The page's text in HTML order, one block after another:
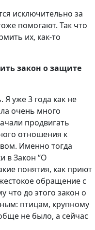
исключительно за
помогают. Так что
их, как-то
закон о защите
Я уже 3 года как не
очень много
продвигать
отношения к
Именно тогда
в Закон “О
понятия, как приют
обращение с
до этого закон о
птицам, крупному
не было, а сейчас